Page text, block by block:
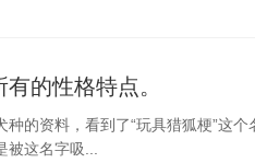
的性格特点。
的资料，看到了“玩具猎狐梗”这个
这名字吸...